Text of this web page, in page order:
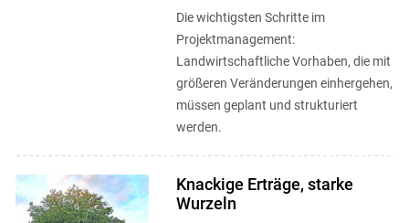
Die wichtigsten Schritte im
Projektmanagement:
Landwirtschaftliche Vorhaben, die mit
größeren Veränderungen einhergehen,
müssen geplant und strukturiert
werden.
Knackige Erträge, starke
Wurzeln